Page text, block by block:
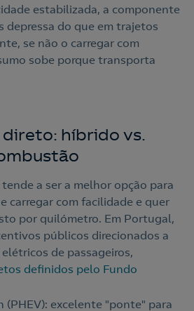
estabilizada, a componente
depressa do que em trajetos
se não o carregar com
sobe porque transporta
híbrido vs.
a ser a melhor opção para
carregar com facilidade e quer
por quilómetro. Em Portugal,
públicos direcionados a
de passageiros,
definidos pelo Fundo
(PHEV): excelente "ponte" para